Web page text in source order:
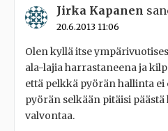
Jirka Kapanen
20.6.2013 11:06
Olen kyllä itse
ala-lajia harrastaneena ja
että pelkkä pyörän hallinta ei
pyörän selkään pitäisi
valvontaa.